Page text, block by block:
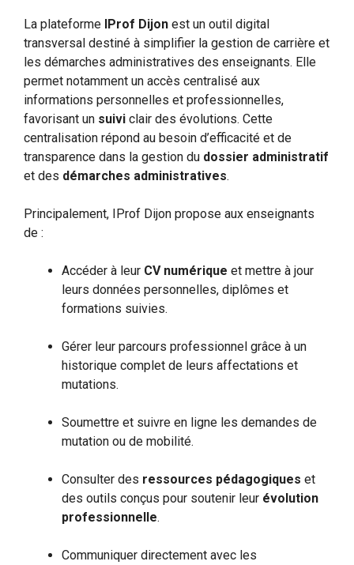
La plateforme IProf Dijon est un outil digital
transversal destiné à simplifier la gestion de carrière et
les démarches administratives des enseignants. Elle
permet notamment un accès centralisé aux
informations personnelles et professionnelles,
favorisant un suivi clair des évolutions. Cette
centralisation répond au besoin d’efficacité et de
transparence dans la gestion du dossier administratif
et des démarches administratives.
Principalement, IProf Dijon propose aux enseignants
de :
Accéder à leur CV numérique et mettre à jour
leurs données personnelles, diplômes et
formations suivies.
Gérer leur parcours professionnel grâce à un
historique complet de leurs affectations et
mutations.
Soumettre et suivre en ligne les demandes de
mutation ou de mobilité.
Consulter des ressources pédagogiques et
des outils conçus pour soutenir leur évolution
professionnelle.
Communiquer directement avec les